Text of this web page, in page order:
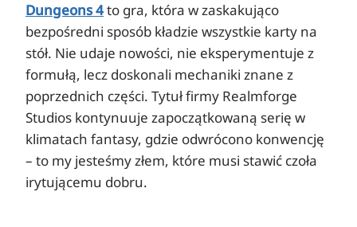
Dungeons 4to gra, która w zaskakująco
bezpośredni sposób kładzie wszystkie karty na
stół. Nie udaje nowości, nie eksperymentuje z
formułą, lecz doskonali mechaniki znane z
poprzednich części. Tytuł firmy Realmforge
Studios kontynuuje zapoczątkowaną serię w
klimatach fantasy, gdzie odwrócono konwencję
– to my jesteśmy złem, które musi stawić czoła
irytującemu dobru.